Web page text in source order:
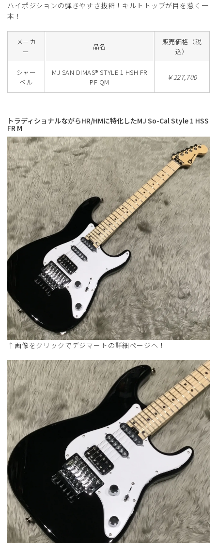
ハイポジションの弾きやすさ抜群！キルトトップが目を惹く一
本！
メーカ
ー
品名
販売価格（税
込）
シャー
ベル
MJ SAN DIMAS® STYLE 1 HSH FR
PF QM
￥227,700
トラディショナルながらHR/HMに特化したMJ So-Cal Style 1 HSS
FR M
↑画像をクリックでデジマートの詳細ページへ！